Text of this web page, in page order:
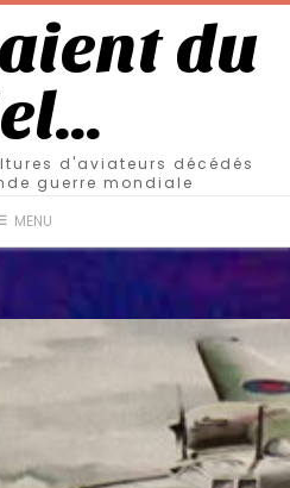
du
d'aviateurs décédés
guerre mondiale
MENU